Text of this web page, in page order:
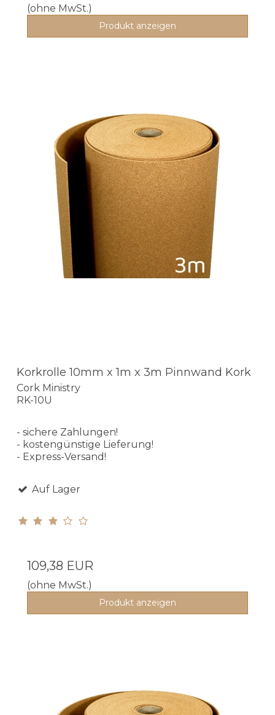
(ohne MwSt.)
Produkt anzeigen
Korkrolle 10mm x 1m x 3m Pinnwand Kork
Cork Ministry
RK-10U
- sichere Zahlungen!
- kostengünstige Lieferung!
- Express-Versand!
Auf Lager
109,38 EUR
(ohne MwSt.)
Produkt anzeigen